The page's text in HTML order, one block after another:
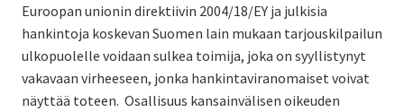
Euroopan unionin direktiivin 2004/18/EY ja julkisia
hankintoja koskevan Suomen lain mukaan tarjouskilpailun
ulkopuolelle voidaan sulkea toimija, joka on syyllistynyt
vakavaan virheeseen, jonka hankintaviranomaiset voivat
näyttää toteen. Osallisuus kansainvälisen oikeuden